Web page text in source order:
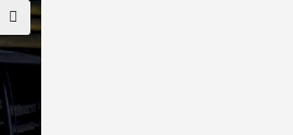
🔍